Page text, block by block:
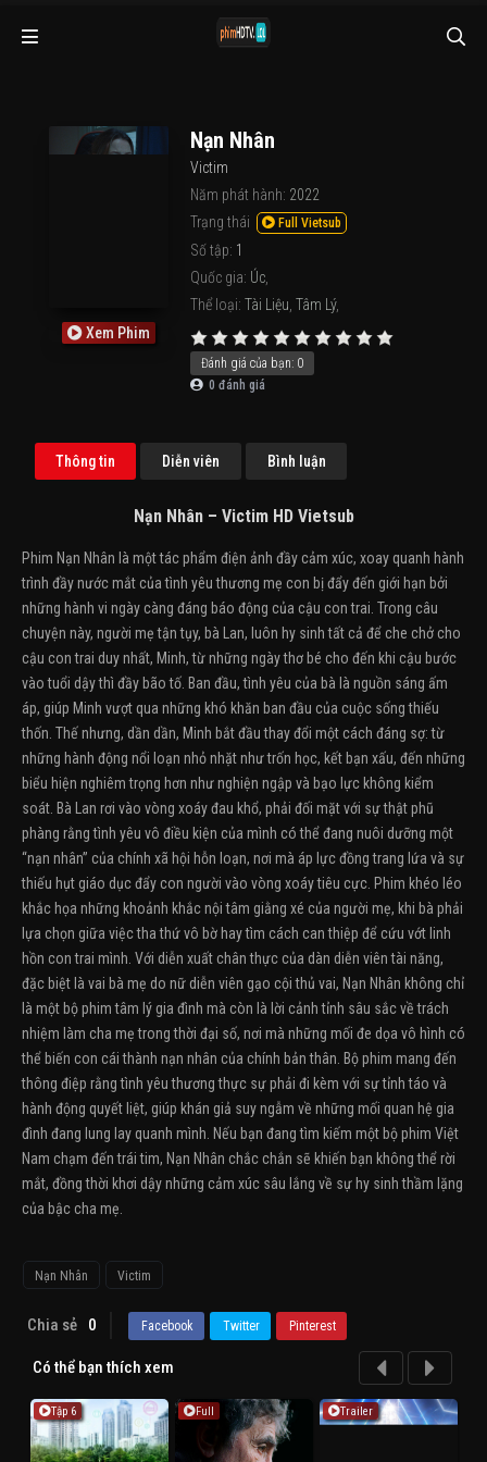
Xem Phim
Nạn Nhân
Victim
Năm phát hành: 2022
Trạng thái
Full Vietsub
Số tập: 1
Quốc gia: Úc
Thể loại: Tài Liệu Tâm Lý,
Đánh giá của bạn: 0
0 đánh giá
Thông tin Diễn viên Bình luận
Nạn Nhân – Victim HD Vietsub
Phim Nạn Nhân là một tác phẩm điện ảnh đầy cảm xúc, xoay quanh hành
trình đầy nước mắt của tình yêu thương mẹ con bị đẩy đến giới hạn bởi
những hành vi ngày càng đáng báo động của cậu con trai. Trong câu
chuyện này, người mẹ tận tụy, bà Lan, luôn hy sinh tất cả để che chở cho
cậu con trai duy nhất, Minh, từ những ngày thơ bé cho đến khi cậu bước
vào tuổi dậy thì đầy bão tố. Ban đầu, tình yêu của bà là nguồn sáng ấm
áp, giúp Minh vượt qua những khó khăn ban đầu của cuộc sống thiếu
thốn. Thế nhưng, dần dần, Minh bắt đầu thay đổi một cách đáng sợ: từ
những hành động nổi loạn nhỏ nhặt như trốn học, kết bạn xấu, đến những
biểu hiện nghiêm trọng hơn như nghiện ngập và bạo lực không kiểm
soát. Bà Lan rơi vào vòng xoáy đau khổ, phải đối mặt với sự thật phũ
phàng rằng tình yêu vô điều kiện của mình có thể đang nuôi dưỡng một
“nạn nhân” của chính xã hội hỗn loạn, nơi mà áp lực đồng trang lứa và sự
thiếu hụt giáo dục đẩy con người vào vòng xoáy tiêu cực. Phim khéo léo
khắc họa những khoảnh khắc nội tâm giằng xé của người mẹ, khi bà phải
lựa chọn giữa việc tha thứ vô bờ hay tìm cách can thiệp để cứu vớt linh
hồn con trai mình. Với diễn xuất chân thực của dàn diễn viên tài năng,
đặc biệt là vai bà mẹ do nữ diễn viên gạo cội thủ vai, Nạn Nhân không chỉ
là một bộ phim tâm lý gia đình mà còn là lời cảnh tỉnh sâu sắc về trách
nhiệm làm cha mẹ trong thời đại số, nơi mà những mối đe dọa vô hình có
thể biến con cái thành nạn nhân của chính bản thân. Bộ phim mang đến
thông điệp rằng tình yêu thương thực sự phải đi kèm với sự tỉnh táo và
hành động quyết liệt, giúp khán giả suy ngẫm về những mối quan hệ gia
đình đang lung lay quanh mình. Nếu bạn đang tìm kiếm một bộ phim Việt
Nam chạm đến trái tim, Nạn Nhân chắc chắn sẽ khiến bạn không thể rời
mắt, đồng thời khơi dậy những cảm xúc sâu lắng về sự hy sinh thầm lặng
của bậc cha mẹ.
Nạn Nhân Victim
Chia sẻ 0 Facebook Twitter Pinterest
Có thể bạn thích xem
Tập 6 Full Trailer